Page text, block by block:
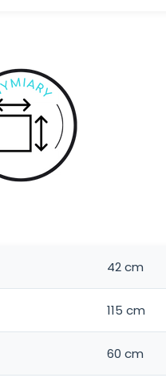
42 cm
115 cm
60 cm